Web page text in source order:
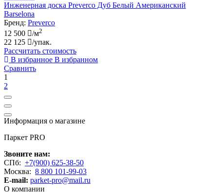
Инженерная доска Preverco Дуб Белый Американский
Barselona
Бренд: Preverco
12 500
/м2
22 125
/упак.
Рассчитать стоимость
В избранное В избранном
Сравнить
1
2
Информация о магазине
Паркет PRO
Звоните нам:
СПб: +7(900) 625-38-50
Москва: 8 800 101-99-03
E-mail: parket-pro@mail.ru
О компании